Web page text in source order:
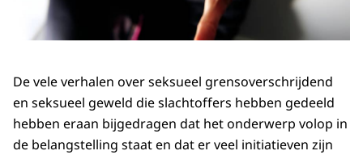
De vele verhalen over seksueel grensoverschrijdend
en seksueel geweld die slachtoffers hebben gedeeld
hebben eraan bijgedragen dat het onderwerp volop in
de belangstelling staat en dat er veel initiatieven zijn